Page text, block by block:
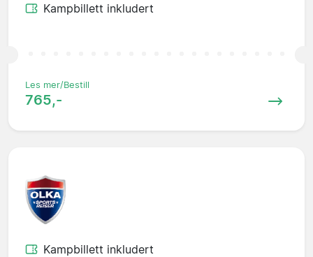
Kampbillett inkludert
Les mer/Bestill
765,-
Kampbillett inkludert